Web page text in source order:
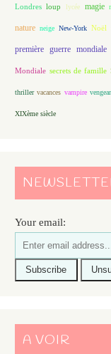
Londres loup lycée magie
nature neige New-York Noël
première guerre mondiale
Mondiale secrets de famille
thriller vacances vampire
XIXème siècle
Your email:
A VOIR